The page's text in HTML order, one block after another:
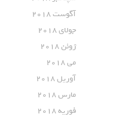
آگوست 2018
جولای 2018
ژوئن 2018
می 2018
آوریل 2018
مارس 2018
فوریه 2018